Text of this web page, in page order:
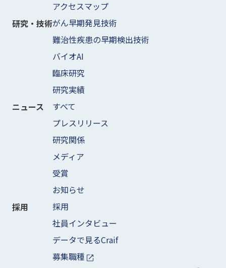
アクセスマップ
研究・技術がん早期発見技術
難治性疾患の早期検出技術
バイオAI
臨床研究
研究実績
ニュース
すべて
プレスリリース
研究関係
メディア
受賞
お知らせ
採用
採用
社員インタビュー
データで見るCraif
募集職種